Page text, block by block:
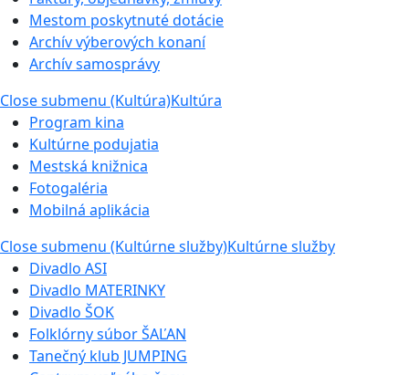
Mestom poskytnuté dotácie
Archív výberových konaní
Archív samosprávy
Close submenu (Kultúra)Kultúra
Program kina
Kultúrne podujatia
Mestská knižnica
Fotogaléria
Mobilná aplikácia
Close submenu (Kultúrne služby)Kultúrne služby
Divadlo ASI
Divadlo MATERINKY
Divadlo ŠOK
Folklórny súbor ŠAĽAN
Tanečný klub JUMPING